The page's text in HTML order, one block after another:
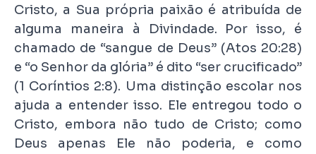
Cristo, a Sua própria paixão é atribuída de
alguma maneira à Divindade. Por isso, é
chamado de “sangue de Deus” (Atos 20:28)
e “o Senhor da glória” é dito “ser crucificado”
(1 Coríntios 2:8). Uma distinção escolar nos
ajuda a entender isso. Ele entregou todo o
Cristo, embora não tudo de Cristo; como
Deus apenas Ele não poderia, e como